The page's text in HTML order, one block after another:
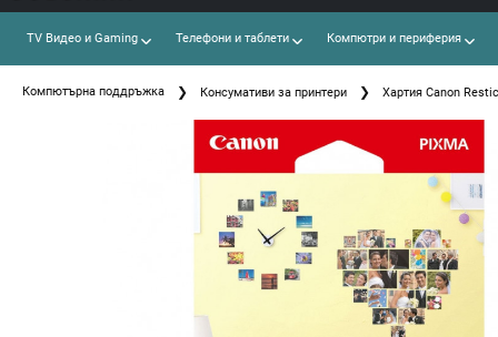
TV Видео и Gaming Телефони и таблети Компютри и периферия
Компютърна поддръжка Консумативи за принтери Хартия Canon